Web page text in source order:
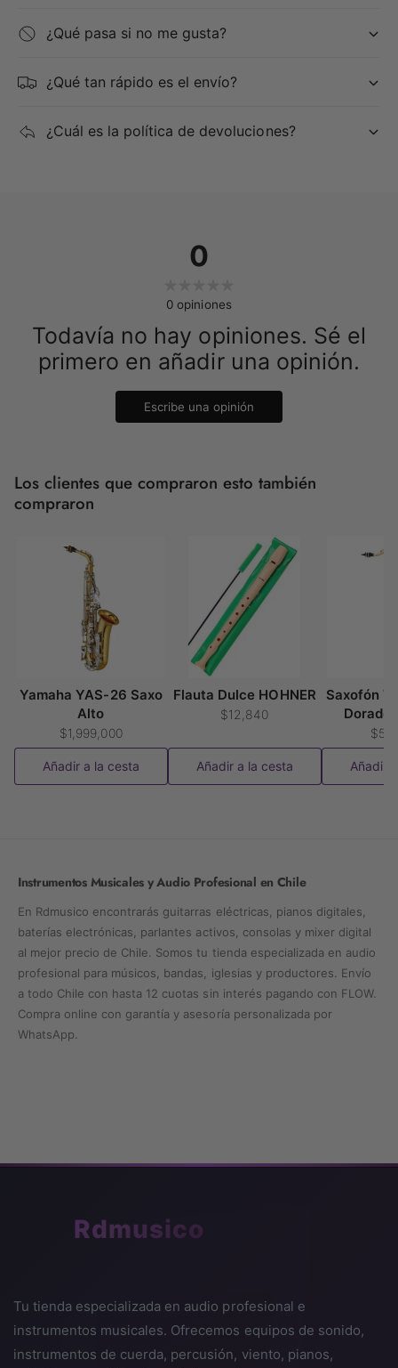
¿Qué pasa si no me gusta?
¿Qué tan rápido es el envío?
¿Cuál es la política de devoluciones?
0
0 opiniones
Todavía no hay opiniones. Sé el
primero en añadir una opinión.
Escribe una opinión
Los clientes que compraron esto también
compraron
Yamaha YAS-26 Saxo
Alto
$1,999,000
Añadir a la cesta
Flauta Dulce HOHNER
$12,840
Añadir a la cesta
Saxofón
Dorado
Añadir
Instrumentos Musicales y Audio Profesional en Chile
En Rdmusico encontrarás guitarras eléctricas, pianos digitales,
baterías electrónicas, parlantes activos, consolas y mixer digital
al mejor precio de Chile. Somos tu tienda especializada en audio
profesional para músicos, bandas, iglesias y productores. Envío
a todo Chile con hasta 12 cuotas sin interés pagando con FLOW.
Compra online con garantía y asesoría personalizada por
WhatsApp.
Rdmusico
Tu tienda especializada en audio profesional e
instrumentos musicales. Ofrecemos equipos de sonido,
instrumentos de cuerda, percusión, viento, pianos,